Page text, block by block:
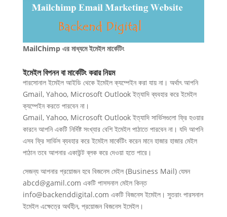
MailChimp এর মাধ্যমে ইমেইল মার্কেটিং
ইমেইল বিপনন বা মার্কেটিং করার নিয়ম
পারসোনাল ইমেইল আইডি থেকে ইমেইল ক্যম্পেইন করা যায় না। অর্থাৎ আপনি
Gmail, Yahoo, Microsoft Outlook ইত্যাদি ব্যবহার করে ইমেইল
ক্যম্পেইন করতে পারবেন না।
Gmail, Yahoo, Microsoft Outlook ইত্যাদি সার্ভিসগুলো ফ্রি হওয়ার
কারনে আপনি একটি নির্দিষ্ট সংখ্যার বেশি ইমেইল পাঠাতে পারবেন না। যদি আপনি
এসব ফ্রি সার্ভিস ব্যবহার করে ইমেইল মার্কেটিং করেন মানে হাজার হাজার মেইল
পাঠান তবে আপনার একাউন্ট ব্লক করে দেওয়া হতে পারে।
সেজন্য আপনার প্রয়োজন হবে বিজনেস মেইল (Business Mail) যেমন
abcd@gamil.com একটি পাসসনাল মেইল কিন্ত
info@backenddigital.com একটি বিজনেস ইমেইল। সুতরাং পারসনাল
ইমেইল এক্ষেত্রে অর্থহীন, প্রয়োজন বিজনেস ইমেইল।